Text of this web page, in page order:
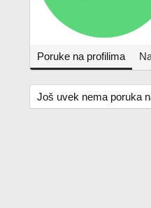
Poruke na profilima
Još uvek nema poruka